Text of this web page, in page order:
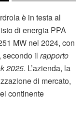
è in testa al
di energia PPA
MW nel 2024, con
secondo il rapporto
2025. L’azienda, la
di mercato,
continente